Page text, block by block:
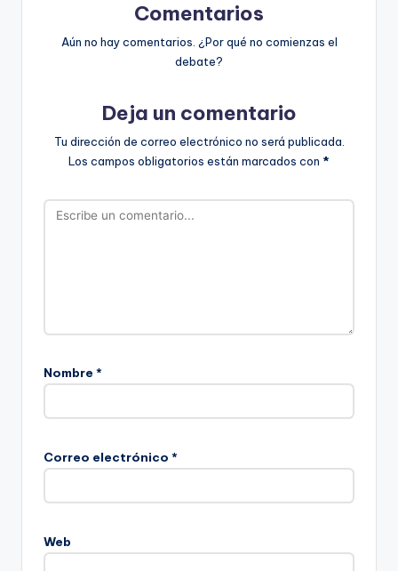
Comentarios
Aún no hay comentarios. ¿Por qué no comienzas el
debate?
Deja un comentario
Tu dirección de correo electrónico no será publicada.
Los campos obligatorios están marcados con *
Nombre *
Correo electrónico *
Web